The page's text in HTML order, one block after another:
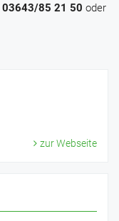
03643/85 21 50 oder
zur Webseite